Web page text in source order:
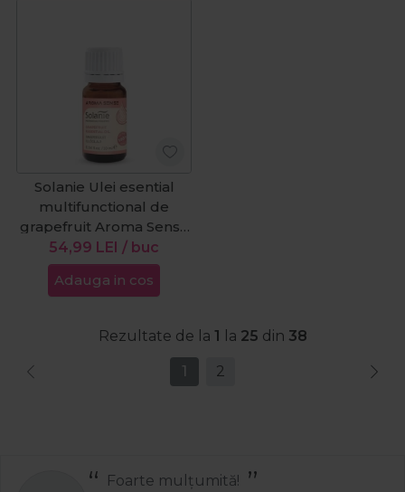
Solanie Ulei esential
multifunctional de
grapefruit Aroma Sense
10ml
54,99 LEI / buc
Adauga in cos
Rezultate de la 1 la 25 din 38
1 2
Recomand